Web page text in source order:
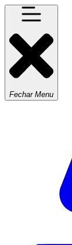
Fechar Menu